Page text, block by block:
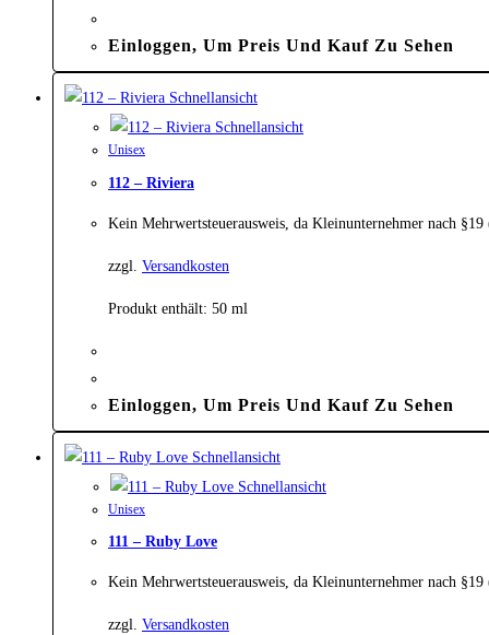
Einloggen, Um Preis Und Kauf Zu Sehen
Schnellansicht
Schnellansicht
Unisex
112 – Riviera
Kein Mehrwertsteuerausweis, da Kleinunternehmer nach
zzgl. Versandkosten
Produkt enthält: 50 ml
Einloggen, Um Preis Und Kauf Zu Sehen
Schnellansicht
Schnellansicht
Unisex
111 – Ruby Love
Kein Mehrwertsteuerausweis, da Kleinunternehmer nach
zzgl. Versandkosten